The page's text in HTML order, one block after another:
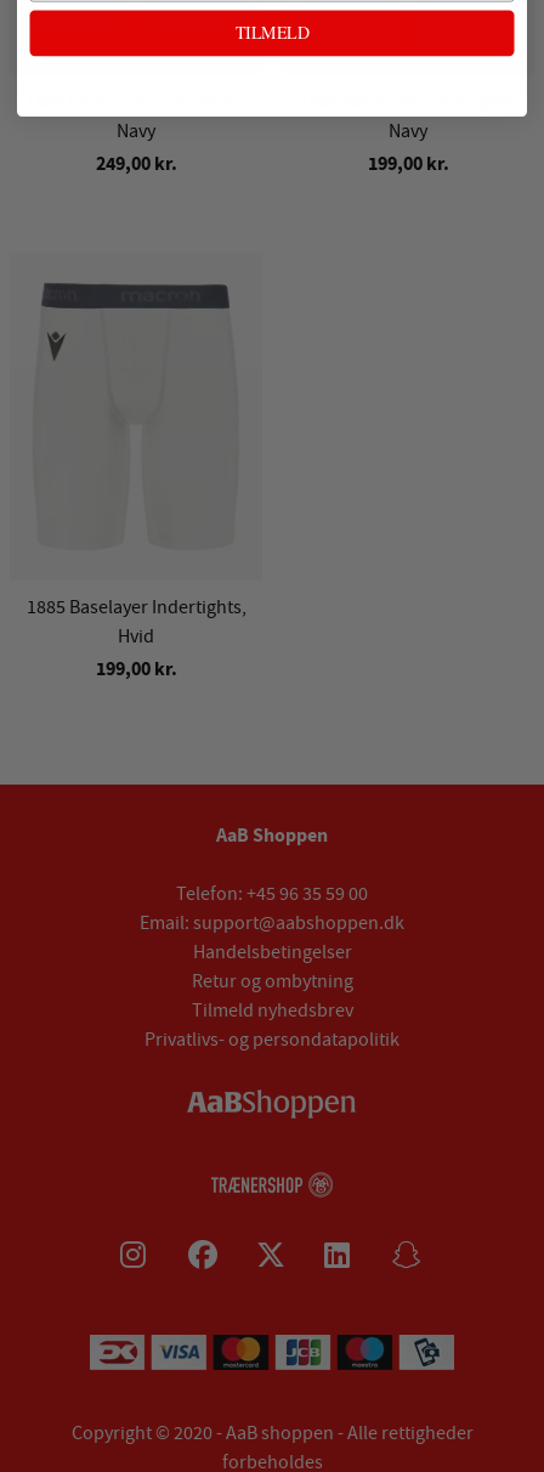
Navy
249,00 kr.
Navy
199,00 kr.
1885 Baselayer Indertights,
Hvid
199,00 kr.
AaB Shoppen
Telefon: +45 96 35 59 00
Email: support@aabshoppen.dk
Handelsbetingelser
Retur og ombytning
Tilmeld nyhedsbrev
Privatlivs- og persondatapolitik
Copyright © 2020 - AaB shoppen - Alle rettigheder
forbeholdes
TILMELD